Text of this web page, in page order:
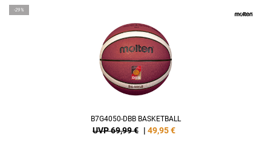
-29%
B7G4050-DBB BASKETBALL
UVP 69,99 € | 49,95€